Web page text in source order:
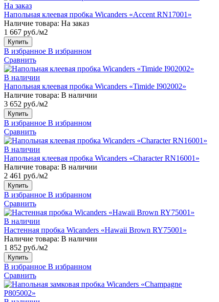
На заказ
Напольная клеевая пробка Wicanders «Accent RN17001»
Наличие товара: На заказ
1 667 руб./м2
Купить
В избранное В избранном
Сравнить
В наличии
Напольная клеевая пробка Wicanders «Timide I902002»
Наличие товара: В наличии
3 652 руб./м2
Купить
В избранное В избранном
Сравнить
В наличии
Напольная клеевая пробка Wicanders «Character RN16001»
Наличие товара: В наличии
2 461 руб./м2
Купить
В избранное В избранном
Сравнить
В наличии
Настенная пробка Wicanders «Hawaii Brown RY75001»
Наличие товара: В наличии
1 852 руб./м2
Купить
В избранное В избранном
Сравнить